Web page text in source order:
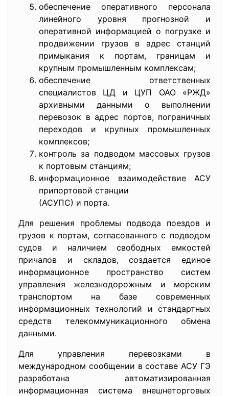
обеспечение оперативного персонала
линейного уровня прогнозной и
оперативной информацией о погрузке и
продвижении грузов в адрес станций
примыкания к портам, границам и
крупным промышленным комплексам;
обеспечение ответственных
специалистов ЦД и ЦУП ОАО «РЖД»
архивными данными о выполнении
перевозок в адрес портов, пограничных
переходов и крупных промышленных
комплексов;
контроль за подводом массовых грузов
к портовым станциям;
информационное взаимодействие АСУ
припортовой станции
(АСУПС) и порта.
Для решения проблемы подвода поездов и
грузов к портам, согласованного с подводом
судов и наличием свободных емкостей
причалов и складов, создается единое
информационное пространство систем
управления железнодорожным и морским
транспортом на базе современных
информационных технологий и стандартных
средств телекоммуникационного обмена
данными.
Для управления перевозками в
международном сообщении в составе АСУ ГЭ
разработана автоматизированная
информационная система внешнеторговых